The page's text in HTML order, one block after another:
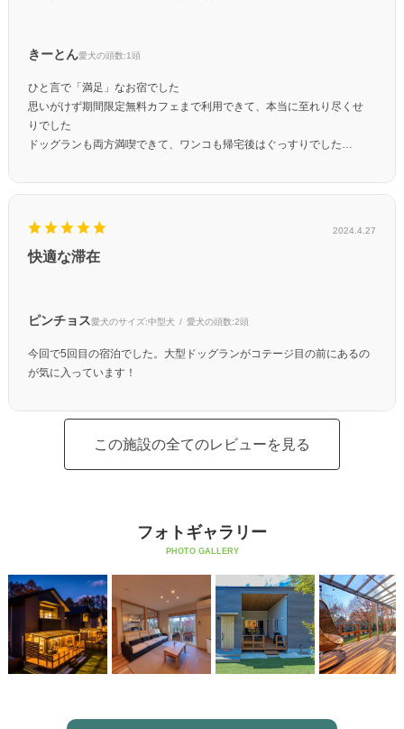
きーとん愛犬の頭数:1頭
ひと言で「満足」なお宿でした
思いがけず期間限定無料カフェまで利用できて、本当に至れり尽くせ
りでした
ドッグランも両方満喫できて、ワンコも帰宅後はぐっすりでした
2024.4.27
快適な滞在
ピンチョス愛犬のサイズ:中型犬 愛犬の頭数:2頭
今回で5回目の宿泊でした。大型ドッグランがコテージ目の前にあるの
が気に入っています！
この施設の全てのレビューを見る
フォトギャラリー
PHOTO GALLERY